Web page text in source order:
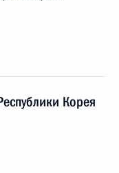
Корея